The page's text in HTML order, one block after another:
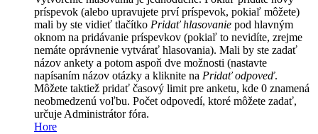
príspevok (alebo upravujete prví príspevok, pokiaľ môžete)
mali by ste vidieť tlačítko Pridať hlasovanie pod hlavným
oknom na pridávanie príspevkov (pokiaľ to nevidíte, zrejme
nemáte oprávnenie vytvárať hlasovania). Mali by ste zadať
názov ankety a potom aspoň dve možnosti (nastavte
napísaním názov otázky a kliknite na Pridať odpoveď.
Môžete taktiež pridať časový limit pre anketu, kde 0 znamená
neobmedzenú voľbu. Počet odpovedí, ktoré môžete zadať,
určuje Administrátor fóra.
Hore